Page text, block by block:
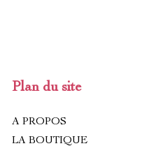
Plan du site
A PROPOS
LA BOUTIQUE